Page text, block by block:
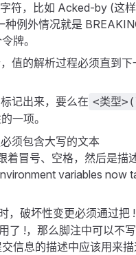
符，比如 Acked-by (这
种例外情况就是
牌。
值的解析过程必须直到下
记出来，要么在 <类型
一项。
须包含大写的文本
着冒号、空格，然后是描
variables now
，破坏性变更必须通过把
了 !，那么脚注中可以不写
信息的描述中应该用来